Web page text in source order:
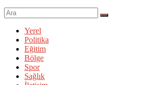
Yerel
Politika
Eğitim
Bölge
Spor
Sağlık